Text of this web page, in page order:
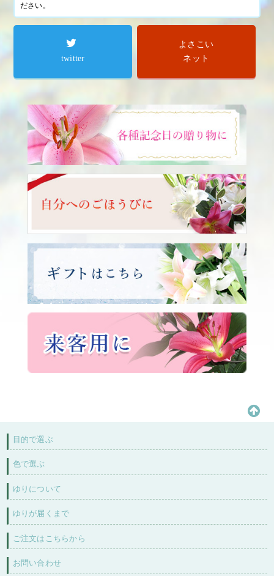
2017.09.28
ゆり農園 高知のウェブサイトを公開しました。
ださい。
twitter
よさこい
ネット
目的で選ぶ
色で選ぶ
ゆりについて
ゆりが届くまで
ご注文はこちらから
お問い合わせ